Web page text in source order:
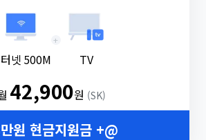
넷 500M
+
TV
42,900원 (SK)
원 현금지원금 +@